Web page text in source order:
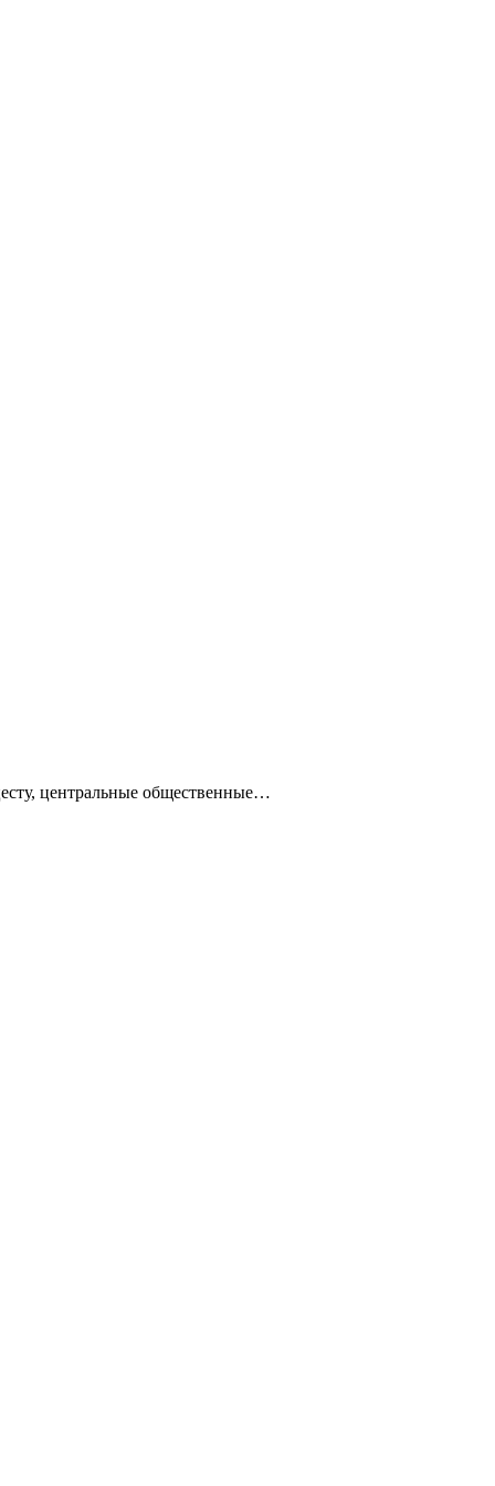
центральные общественные…